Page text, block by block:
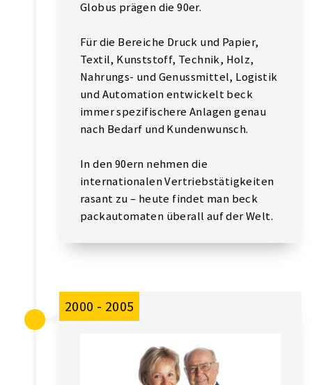
Globus prägen die 90er.
Für die Bereiche Druck und Papier,
Textil, Kunststoff, Technik, Holz,
Nahrungs- und Genussmittel, Logistik
und Automation entwickelt beck
immer spezifischere Anlagen genau
nach Bedarf und Kundenwunsch.
In den 90ern nehmen die
internationalen Vertriebstätigkeiten
rasant zu – heute findet man beck
packautomaten überall auf der Welt.
2000 - 2005